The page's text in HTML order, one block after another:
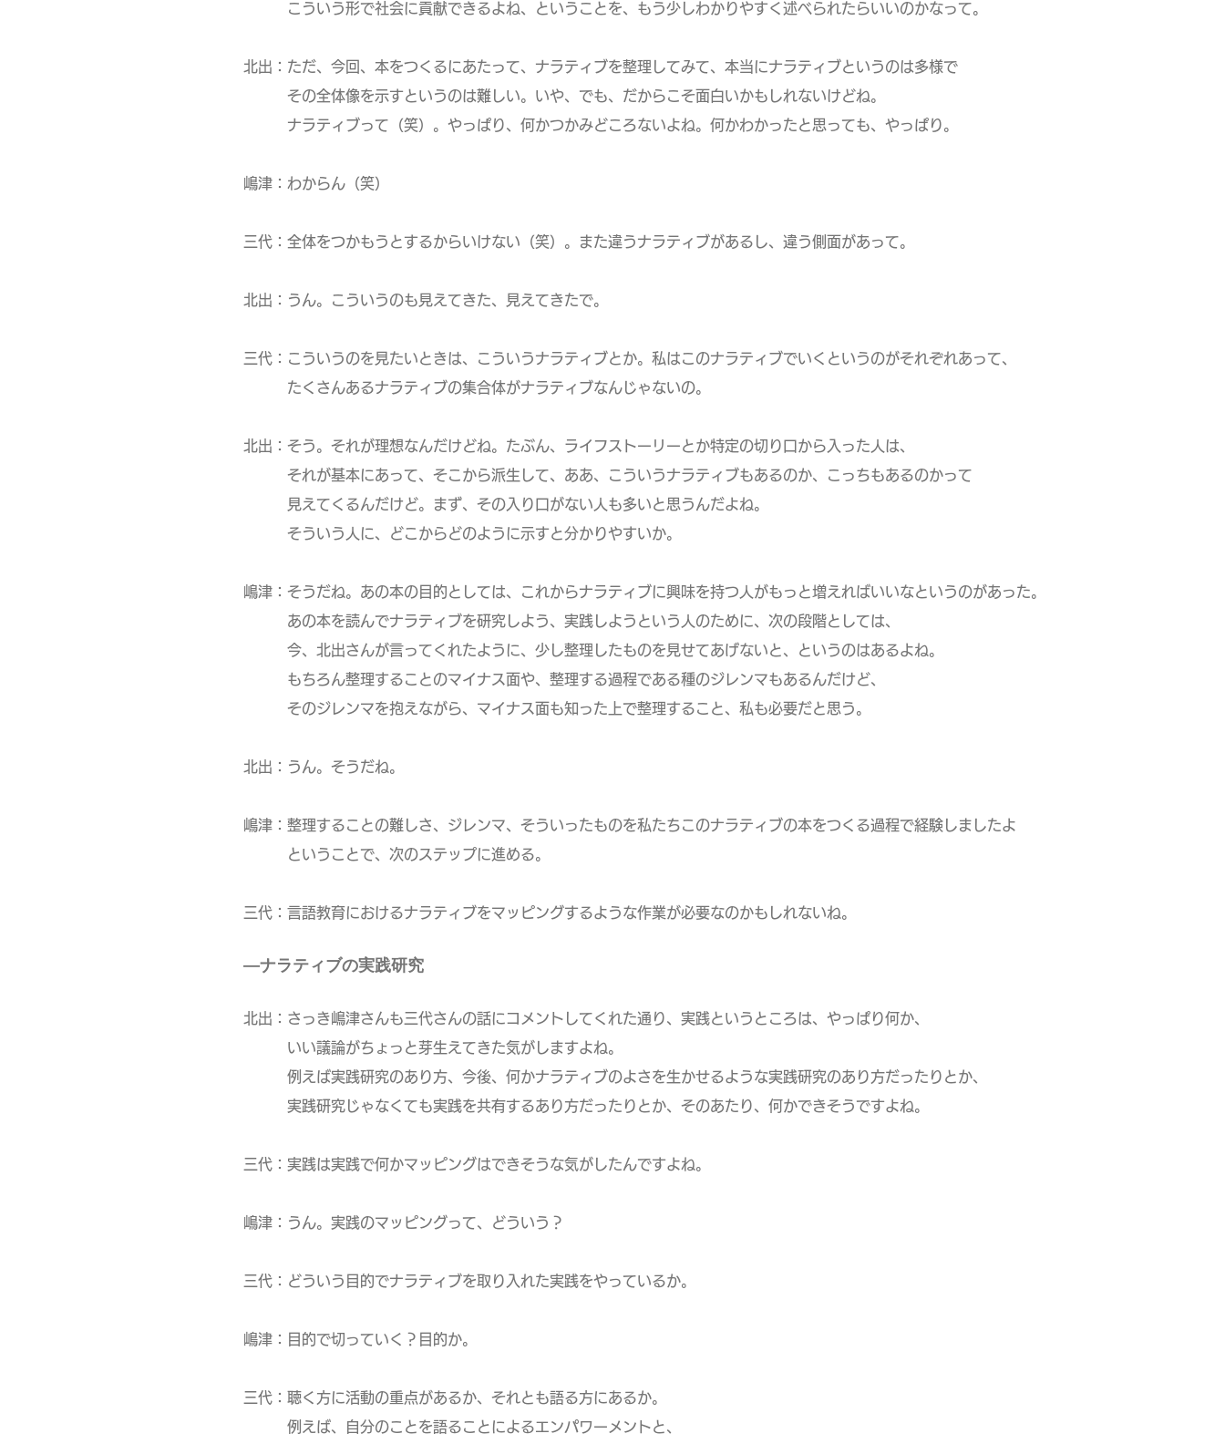
こういう形で社会に貢献できるよね、ということを、もう少しわかりやすく述べられたらいいのかなって。
北出：ただ、今回、本をつくるにあたって、ナラティブを整理してみて、本当にナラティブというのは多様で
その全体像を示すというのは難しい。いや、でも、だからこそ面白いかもしれないけどね。
ナラティブって（笑）。やっぱり、何かつかみどころないよね。何かわかったと思っても、やっぱり。
嶋津：わからん（笑）
三代：全体をつかもうとするからいけない（笑）。また違うナラティブがあるし、違う側面があって。
北出：うん。こういうのも見えてきた、見えてきたで。
三代：こういうのを見たいときは、こういうナラティブとか。私はこのナラティブでいくというのがそれぞれあって、
たくさんあるナラティブの集合体がナラティブなんじゃないの。
北出：そう。それが理想なんだけどね。たぶん、ライフストーリーとか特定の切り口から入った人は、
それが基本にあって、そこから派生して、ああ、こういうナラティブもあるのか、こっちもあるのかって
見えてくるんだけど。まず、その入り口がない人も多いと思うんだよね。
そういう人に、どこからどのように示すと分かりやすいか。
嶋津：そうだね。あの本の目的としては、これからナラティブに興味を持つ人がもっと増えればいいなというのがあった。
あの本を読んでナラティブを研究しよう、実践しようという人のために、次の段階としては、
今、北出さんが言ってくれたように、少し整理したものを見せてあげないと、というのはあるよね。
もちろん整理することのマイナス面や、整理する過程である種のジレンマもあるんだけど、
そのジレンマを抱えながら、マイナス面も知った上で整理すること、私も必要だと思う。
北出：うん。そうだね。
嶋津：整理することの難しさ、ジレンマ、そういったものを私たちこのナラティブの本をつくる過程で経験しましたよ
ということで、次のステップに進める。
三代：言語教育におけるナラティブをマッピングするような作業が必要なのかもしれないね。
―ナラティブの実践研究
北出：さっき嶋津さんも三代さんの話にコメントしてくれた通り、実践というところは、やっぱり何か、
いい議論がちょっと芽生えてきた気がしますよね。
例えば実践研究のあり方、今後、何かナラティブのよさを生かせるような実践研究のあり方だったりとか、
実践研究じゃなくても実践を共有するあり方だったりとか、そのあたり、何かできそうですよね。
三代：実践は実践で何かマッピングはできそうな気がしたんですよね。
嶋津：うん。実践のマッピングって、どういう？
三代：どういう目的でナラティブを取り入れた実践をやっているか。
嶋津：目的で切っていく？目的か。
三代：聴く方に活動の重点があるか、それとも語る方にあるか。
例えば、自分のことを語ることによるエンパワーメントと、